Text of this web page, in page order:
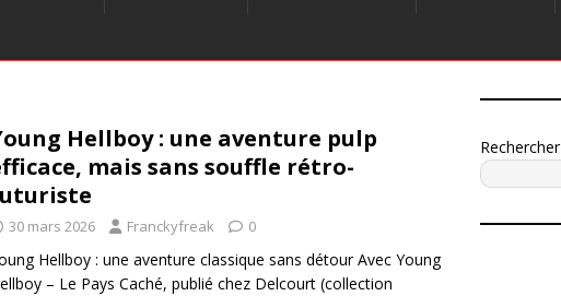
Hellboy : une aventure pulp
mais sans souffle rétro-
30 mars 2026 Franckyfreak 0
Hellboy : une aventure classique sans détour Avec Young
– Le Pays Caché, publié chez Delcourt (collection
Rechercher